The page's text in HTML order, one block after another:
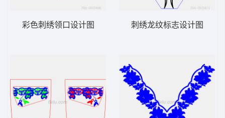
彩色刺绣领口设计图 刺绣龙纹标志设计图